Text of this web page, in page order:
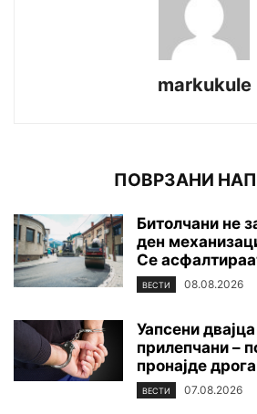
markukule
ПОВРЗАНИ
Битолчани не
ден
Се
ВЕСТИ 08.08.2026
Уапсени
прилепчани –
пронајде дpoга
ВЕСТИ 07.08.2026